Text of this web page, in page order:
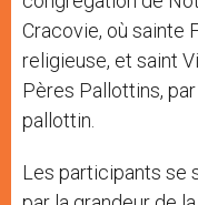
Cracovie, où sainte
religieuse, et saint
Pères Pallottins,
pallottin.
Les participants se